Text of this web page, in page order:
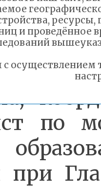
по
и проведённое
с